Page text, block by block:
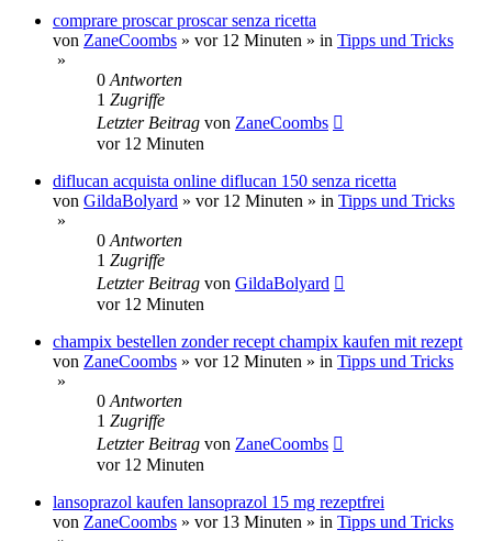
comprare proscar proscar senza ricetta
von ZaneCoombs » vor 12 Minuten » in Tipps und Tricks
»
0 Antworten
1 Zugriffe
Letzter Beitrag von ZaneCoombs
vor 12 Minuten
diflucan acquista online diflucan 150 senza ricetta
von GildaBolyard » vor 12 Minuten » in Tipps und Tricks
»
0 Antworten
1 Zugriffe
Letzter Beitrag von GildaBolyard
vor 12 Minuten
champix bestellen zonder recept champix kaufen mit rezept
von ZaneCoombs » vor 12 Minuten » in Tipps und Tricks
»
0 Antworten
1 Zugriffe
Letzter Beitrag von ZaneCoombs
vor 12 Minuten
lansoprazol kaufen lansoprazol 15 mg rezeptfrei
von ZaneCoombs » vor 13 Minuten » in Tipps und Tricks